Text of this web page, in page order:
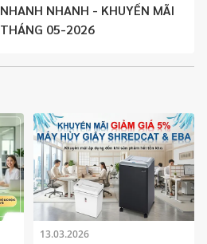
NHANH NHANH - KHUYẾN MÃI
THÁNG 05-2026
13.03.2026